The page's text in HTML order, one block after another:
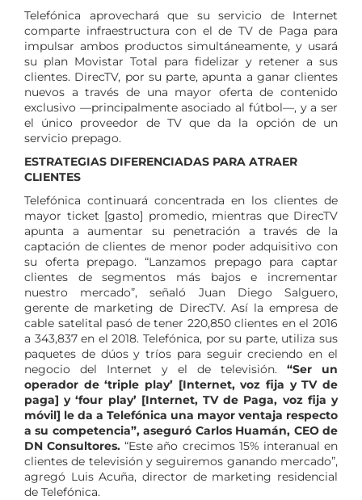
Telefónica aprovechará que su servicio de Internet
comparte infraestructura con el de TV de Paga para
impulsar ambos productos simultáneamente, y usará
su plan Movistar Total para fidelizar y retener a sus
clientes. DirecTV, por su parte, apunta a ganar clientes
nuevos a través de una mayor oferta de contenido
exclusivo —principalmente asociado al fútbol—, y a ser
el único proveedor de TV que da la opción de un
servicio prepago.
ESTRATEGIAS DIFERENCIADAS PARA ATRAER
CLIENTES
Telefónica continuará concentrada en los clientes de
mayor ticket [gasto] promedio, mientras que DirecTV
apunta a aumentar su penetración a través de la
captación de clientes de menor poder adquisitivo con
su oferta prepago. “Lanzamos prepago para captar
clientes de segmentos más bajos e incrementar
nuestro mercado”, señaló Juan Diego Salguero,
gerente de marketing de DirecTV. Así la empresa de
cable satelital pasó de tener 220,850 clientes en el 2016
a 343,837 en el 2018. Telefónica, por su parte, utiliza sus
paquetes de dúos y tríos para seguir creciendo en el
negocio del Internet y el de televisión. “Ser un
operador de ‘triple play’ [Internet, voz fija y TV de
paga] y ‘four play’ [Internet, TV de Paga, voz fija y
móvil] le da a Telefónica una mayor ventaja respecto
a su competencia”, aseguró Carlos Huamán, CEO de
DN Consultores. “Este año crecimos 15% interanual en
clientes de televisión y seguiremos ganando mercado”,
agregó Luis Acuña, director de marketing residencial
de Telefónica.